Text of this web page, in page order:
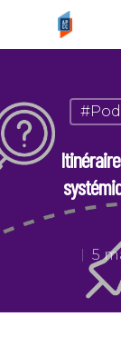
ESC
5